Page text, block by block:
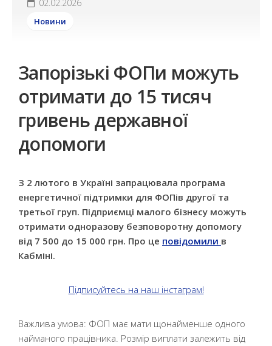
02.02.2026
Новини
Запорізькі ФОПи можуть
отримати до 15 тисяч
гривень державної
допомоги
З 2 лютого в Україні запрацювала програма
енергетичної підтримки для ФОПів другої та
третьої груп. Підприємці малого бізнесу можуть
отримати одноразову безповоротну допомогу
від 7 500 до 15 000 грн. Про це повідомили в
Кабміні.
Підписуйтесь на наш інстаграм!
Важлива умова: ФОП має мати щонайменше одного
найманого працівника. Розмір виплати залежить від